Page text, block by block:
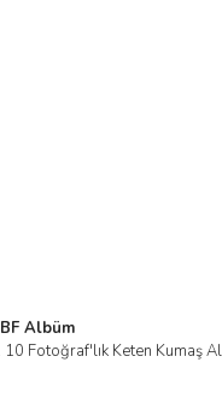
BF Albüm
Fotoğraf'lık Keten Kumaş
İncele